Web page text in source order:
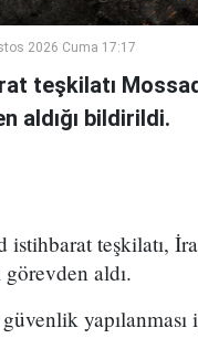
2026 Cuma 17:17
teşkilatı
aldığı bildirildi.
istihbarat teşkilatı,
aldı.
yapılanması